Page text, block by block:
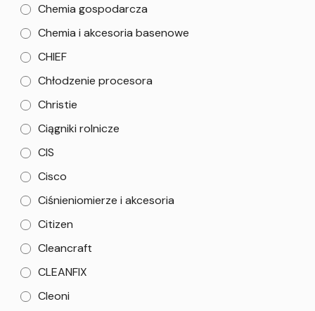
Chemia gospodarcza
Chemia i akcesoria basenowe
CHIEF
Chłodzenie procesora
Christie
Ciągniki rolnicze
CIS
Cisco
Ciśnieniomierze i akcesoria
Citizen
Cleancraft
CLEANFIX
Cleoni